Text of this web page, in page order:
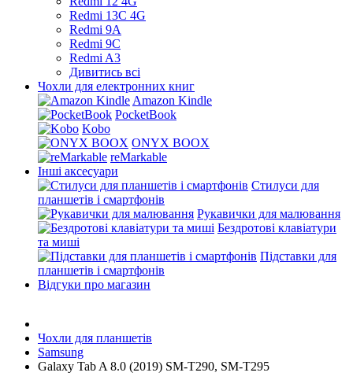
Redmi 13C 4G
Redmi 9A
Redmi 9C
Redmi A3
Дивитись всі
Чохли для електронних книг
Amazon Kindle
PocketBook
Kobo
ONYX BOOX
reMarkable
Інші аксесуари
Стилуси для
планшетів і смартфонів
Рукавички для малювання
Бездротові клавіатури
та миші
Підставки для
планшетів і смартфонів
Відгуки про магазин
Чохли для планшетів
Samsung
Galaxy Tab A 8.0 (2019) SM-T290, SM-T295